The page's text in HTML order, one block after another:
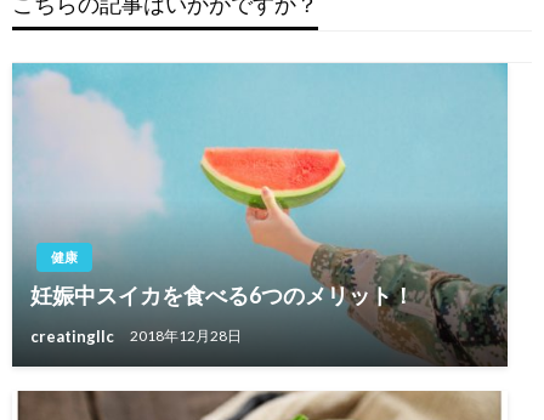
ー
ョ
健康
妊娠中スイカを食べる6つのメリット！
creatingllc 2018年12月28日